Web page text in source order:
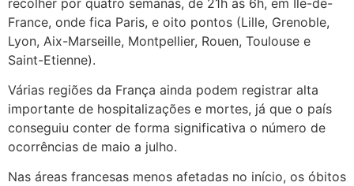
France, onde fica Paris, e oito pontos (Lille, Grenoble,
Lyon, Aix-Marseille, Montpellier, Rouen, Toulouse e
Saint-Etienne).
Várias regiões da França ainda podem registrar alta
importante de hospitalizações e mortes, já que o país
conseguiu conter de forma significativa o número de
ocorrências de maio a julho.
Nas áreas francesas menos afetadas no início, os óbitos